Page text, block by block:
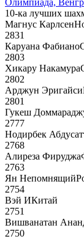
Олимпиада,
10-ка лучших
Магнус Карлсен
2831
Каруана Фабиано
2803
Хикару Накамура
2802
Арджун Эригайси
2801
Гукеш
2777
Нодирбек
2768
Алиреза Фируджа
2763
Ян Непомнящий
2754
Вэй ИКитай
2751
Вишванатан
2750